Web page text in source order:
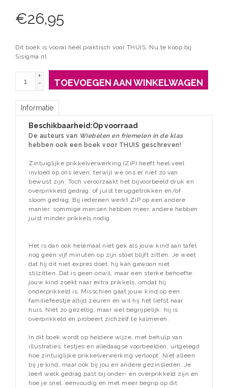
€26,95
Dit boek is vooral héél praktisch voor THUIS. Nu te koop bij
Sisigma.nl
+
-
TOEVOEGEN AAN WINKELWAGEN
Informatie
Beschikbaarheid:Op voorraad
De auteurs van Wiebelen en friemelen in de klas
hebben ook een boek voor THUIS geschreven!
Zintuiglijke prikkelverwerking (ZiP) heeft heel veel
invloed op ons leven, terwijl we ons er niet zo van
bewust zijn. Toch veroorzaakt het bijvoorbeeld druk en
overprikkeld gedrag, of juist teruggetrokken en/of
sloom gedrag. Bij iedereen werkt ZiP op een andere
manier: sommige mensen hebben meer, andere hebben
juist minder prikkels nodig.
Het is dan ook helemaal niet gek als jouw kind aan tafel
nog geen vijf minuten op zijn stoel blijft zitten. Je weet
dat hij dit niet expres doet; hij kán gewoon niet
stilzitten. Dat is geen onwil, maar een sterke behoefte:
jouw kind zoekt naar extra prikkels, omdat hij
onderprikkeld is. Misschien gaat jouw kind op een
familiefeestje altijd zeuren en wil hij het liefst naar
huis. Niet zo gezellig, maar wel begrijpelijk: hij is
overprikkeld en probeert zichzelf te kalmeren.
In dit boek wordt op heldere wijze, met behulp van
illustraties, testjes en alledaagse voorbeelden, uitgelegd
hoe zintuiglijke prikkelverwerking verloopt. Niet alleen
bij je kind, maar ook bij jou en andere gezinsleden. Je
leert welk gedrag past bij onder- en overprikkeld zijn en
hoe je snel, eenvoudig en met meer begrip op dit